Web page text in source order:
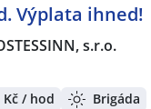
Výplata ihned!
s.r.o.
Kč / hod
Brigáda